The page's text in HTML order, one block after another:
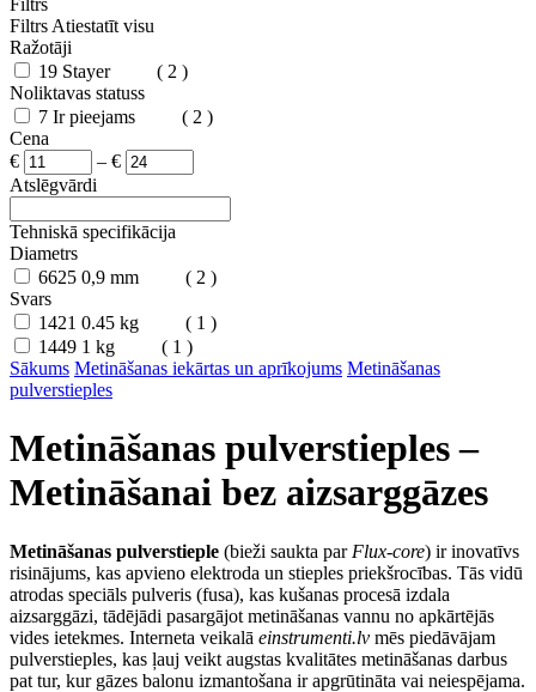
Filtrs
Filtrs Atiestatīt visu
Ražotāji
19 Stayer
( 2 )
Noliktavas statuss
7 Ir pieejams
( 2 )
Cena
€
– €
Atslēgvārdi
Tehniskā specifikācija
Diametrs
6625 0,9 mm
( 2 )
Svars
1421 0.45 kg
( 1 )
1449 1 kg
( 1 )
Sākums Metināšanas iekārtas un aprīkojums Metināšanas
pulverstieples
Metināšanas pulverstieples –
Metināšanai bez aizsarggāzes
Metināšanas pulverstieple (bieži saukta par Flux-core) ir inovatīvs
risinājums, kas apvieno elektroda un stieples priekšrocības. Tās vidū
atrodas speciāls pulveris (fusa), kas kušanas procesā izdala
aizsarggāzi, tādējādi pasargājot metināšanas vannu no apkārtējās
vides ietekmes. Interneta veikalā einstrumenti.lv mēs piedāvājam
pulverstieples, kas ļauj veikt augstas kvalitātes metināšanas darbus
pat tur, kur gāzes balonu izmantošana ir apgrūtināta vai neiespējama.